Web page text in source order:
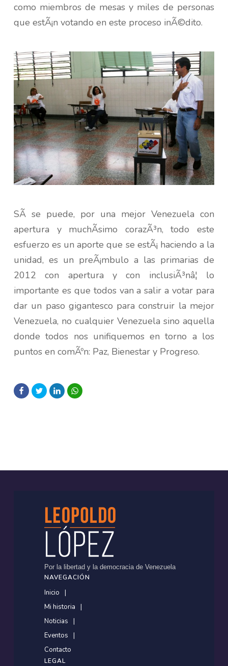
como miembros de mesas y miles de personas
que estÃ¡n votando en este proceso inÃ©dito.
SÃ­ se puede, por una mejor Venezuela con
apertura y muchÃ­simo corazÃ³n, todo este
esfuerzo es un aporte que se estÃ¡ haciendo a la
unidad, es un preÃ¡mbulo a las primarias de
2012 con apertura y con inclusiÃ³nâ¦ lo
importante es que todos van a salir a votar para
dar un paso gigantesco para construir la mejor
Venezuela, no cualquier Venezuela sino aquella
donde todos nos unifiquemos en torno a los
puntos en comÃºn: Paz, Bienestar y Progreso.
Por la libertad y la democracia de Venezuela
NAVEGACIÓN
Inicio
Mi historia
Noticias
Eventos
Contacto
LEGAL